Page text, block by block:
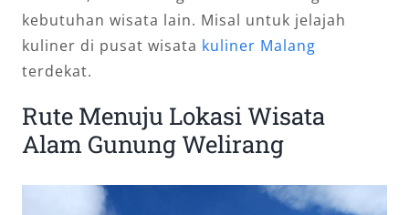
kebutuhan wisata lain. Misal untuk jelajah
kuliner di pusat wisata kuliner Malang
terdekat.
Rute Menuju Lokasi Wisata
Alam Gunung Welirang